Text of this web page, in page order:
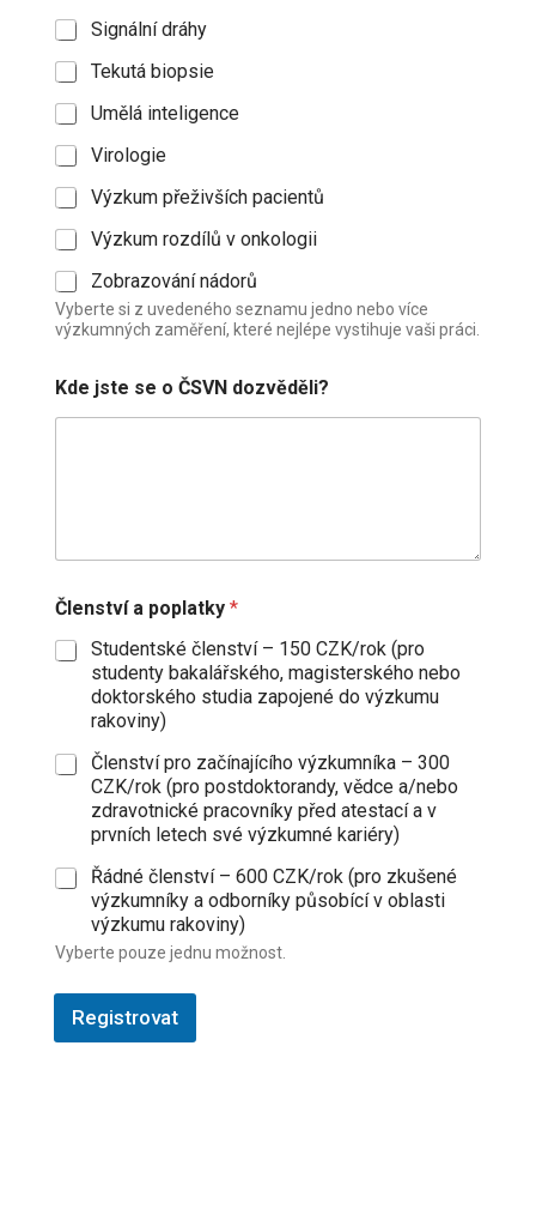
Signální dráhy
Tekutá biopsie
Umělá inteligence
Virologie
Výzkum přeživších pacientů
Výzkum rozdílů v onkologii
Zobrazování nádorů
Vyberte si z uvedeného seznamu jedno nebo více
výzkumných zaměření, které nejlépe vystihuje vaši práci.
Kde jste se o ČSVN dozvěděli?
d
r
e
ě
s
S
Č
m
j
é
Členství a poplatky *
Studentské členství – 150 CZK/rok (pro
studenty bakalářského, magisterského nebo
doktorského studia zapojené do výzkumu
rakoviny)
Členství pro začínajícího výzkumníka – 300
CZK/rok (pro postdoktorandy, vědce a/nebo
zdravotnické pracovníky před atestací a v
prvních letech své výzkumné kariéry)
Řádné členství – 600 CZK/rok (pro zkušené
výzkumníky a odborníky působící v oblasti
výzkumu rakoviny)
Vyberte pouze jednu možnost.
Registrovat